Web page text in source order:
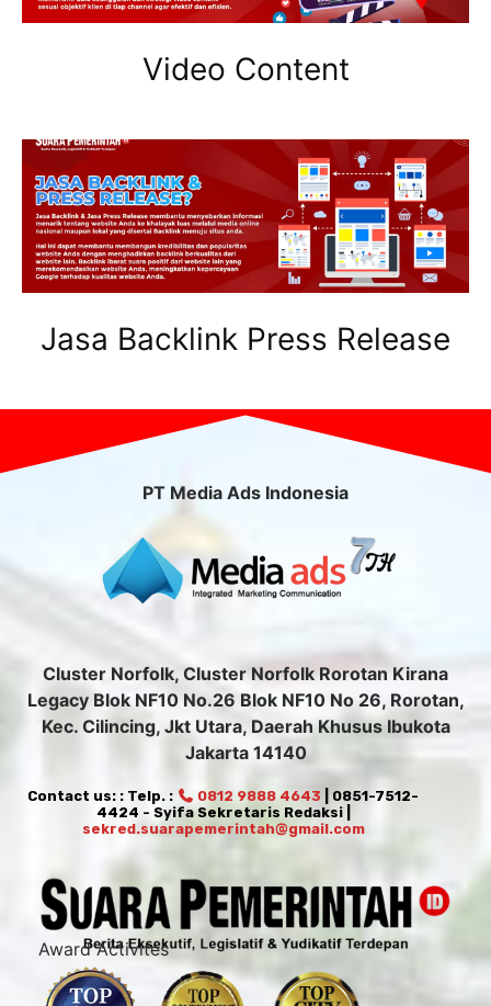
Video Content
Jasa Backlink Press Release
PT Media Ads Indonesia
Cluster Norfolk, Cluster Norfolk Rorotan Kirana
Legacy Blok NF10 No.26 Blok NF10 No 26, Rorotan,
Kec. Cilincing, Jkt Utara, Daerah Khusus Ibukota
Jakarta 14140
Contact us: : Telp. : 0812 9888 4643 | 0851-7512-
4424 - Syifa Sekretaris Redaksi |
sekred.suarapemerintah@gmail.com
Award Activites